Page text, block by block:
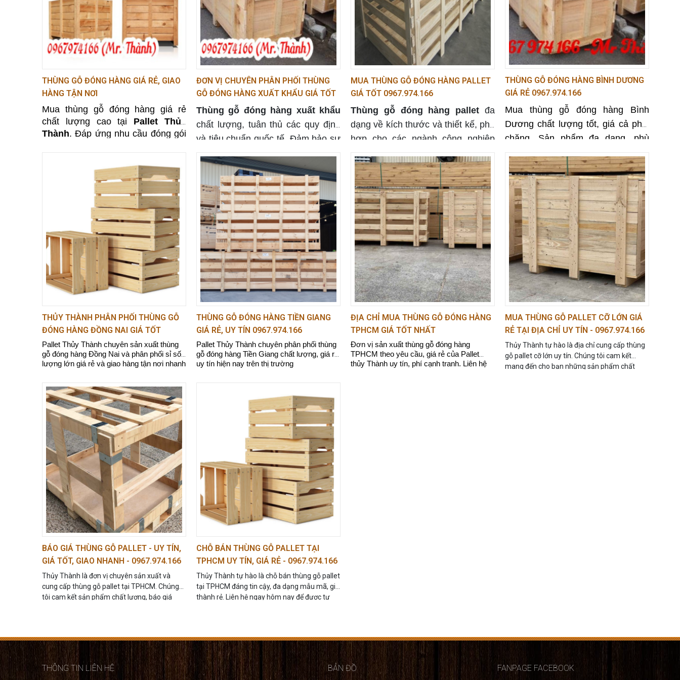
Cam kết về dịch vụ của Pallet Thủy Thành
♦ Cam kết cung cấp sản phẩm gỗ sồi 100%, nguồn gốc rõ ràng.
♦ Được hưởng đầy đủ chính sách bảo hành, hậu mãi từ Pallet Thủy Thành.
♦ Bảo đảm giá bán luôn rẻ hơn so với các đơn vị cạnh tranh khác cùng sản phẩm.
♦ Đội ngũ tư vấn, kỹ thuật viên chuyên nghiệp.
♦ Giao hàng tận nơi nhanh chóng.
>>>> Xem thêm: Thùng gỗ đóng hàng Bình Dương giá rẻ 0967.974.166
Điểm nổi bật khi sử dụng thùng gỗ đóng hàng
Thùng gỗ đóng hàng được làm từ gỗ chất lượng cao, có độ bền và độ chịu lực tốt. Điều này đảm bảo rằng hàng hóa bên trong được bảo vệ một
cách an toàn và đáng tin cậy trong quá trình vận chuyển.
THÙNG GỖ ĐÓNG HÀNG GIÁ RẺ, GIAO
HÀNG TẬN NƠI
Mua thùng gỗ đóng hàng giá rẻ
chất lượng cao tại Pallet Thủy
Thành. Đáp ứng nhu cầu đóng gói
ĐƠN VỊ CHUYÊN PHÂN PHỐI THÙNG
GỖ ĐÓNG HÀNG XUẤT KHẨU GIÁ TỐT
Thùng gỗ đóng hàng xuất khẩu
chất lượng, tuân thủ các quy định
và tiêu chuẩn quốc tế. Đảm bảo sự
bạn. Ghé thăm trang web của
Pallet Thủy Thànhngay hôm nay.
MUA THÙNG GỖ ĐÓNG HÀNG PALLET
GIÁ TỐT 0967.974.166
Thùng gỗ đóng hàng pallet đa
dạng về kích thước và thiết kế, phù
hợp cho các ngành công nghiệp
và bền bỉ.
THÙNG GỖ ĐÓNG HÀNG BÌNH DƯƠNG
GIÁ RẺ 0967.974.166
Mua thùng gỗ đóng hàng Bình
Dương chất lượng tốt, giá cả phải
chăng. Sản phẩm đa dạng, phù
THỦY THÀNH PHÂN PHỐI THÙNG GỖ
ĐÓNG HÀNG ĐỒNG NAI GIÁ TỐT
Pallet Thủy Thành chuyên sản xuất thùng
gỗ đóng hàng Đồng Nai và phân phối sỉ số
lượng lớn giá rẻ và giao hàng tận nơi nhanh
THÙNG GỖ ĐÓNG HÀNG TIỀN GIANG
GIÁ RẺ, UY TÍN 0967.974.166
Pallet Thủy Thành chuyên phân phối thùng
gỗ đóng hàng Tiền Giang chất lượng, giá rẻ,
uy tín hiện nay trên thị trường
ĐỊA CHỈ MUA THÙNG GỖ ĐÓNG HÀNG
TPHCM GIÁ TỐT NHẤT
Đơn vị sản xuất thùng gỗ đóng hàng
TPHCM theo yêu cầu, giá rẻ của Pallet
thủy Thành uy tín, phí cạnh tranh. Liên hệ
MUA THÙNG GỖ PALLET CỠ LỚN GIÁ
RẺ TẠI ĐỊA CHỈ UY TÍN - 0967.974.166
Thủy Thành tự hào là địa chỉ cung cấp thùng
gỗ pallet cỡ lớn uy tín. Chúng tôi cam kết
mang đến cho bạn những sản phẩm chất
BÁO GIÁ THÙNG GỖ PALLET - UY TÍN,
GIÁ TỐT, GIAO NHANH - 0967.974.166
Thủy Thành là đơn vị chuyên sản xuất và
cung cấp thùng gỗ pallet tại TPHCM. Chúng
tôi cam kết sản phẩm chất lượng, báo giá
CHỖ BÁN THÙNG GỖ PALLET TẠI
TPHCM UY TÍN, GIÁ RẺ - 0967.974.166
Thủy Thành tự hào là chỗ bán thùng gỗ pallet
tại TPHCM đáng tin cậy, đa dạng mẫu mã, giá
thành rẻ. Liên hệ ngay hôm nay để được tư
THÔNG TIN LIÊN HỆ BẢN ĐỒ FANPAGE FACEBOOK